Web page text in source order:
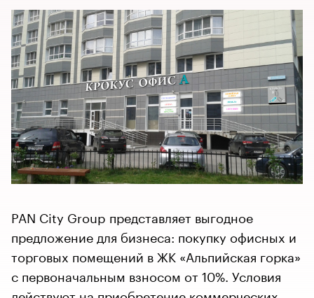
PAN City Group представляет выгодное
предложение для бизнеса: покупку офисных и
торговых помещений в ЖК «Альпийская горка»
с первоначальным взносом от 10%. Условия